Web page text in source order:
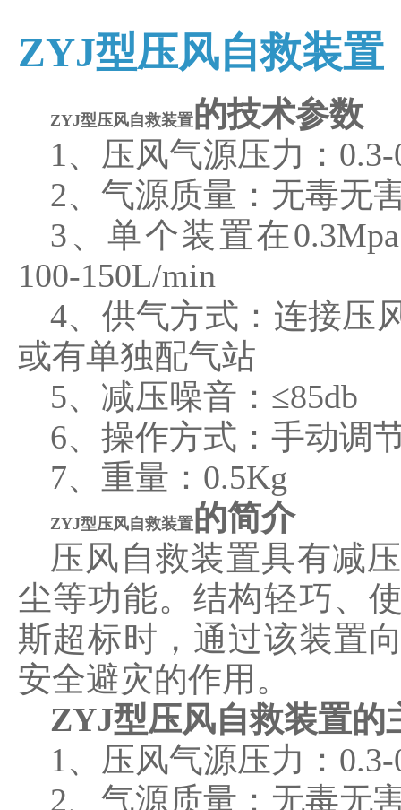
ZYJ型压风自救装置
ZYJ型压风自救装置的技术参数
1、压风气源压力：0.3-
2、气源质量：无毒无
3、单个装置在
100-150L/min
4、供气方式：连接压
或有单独配气站
5、减压噪音：≤85db
6、操作方式：手动调
7、重量：0.5Kg
ZYJ型压风自救装置的简介
压风自救装置具有减
尘等功能。结构轻巧、
斯超标时，通过该装置
安全避灾的作用。
ZYJ型压风自救装置的
1、压风气源压力：0.3-
2、气源质量：无毒无